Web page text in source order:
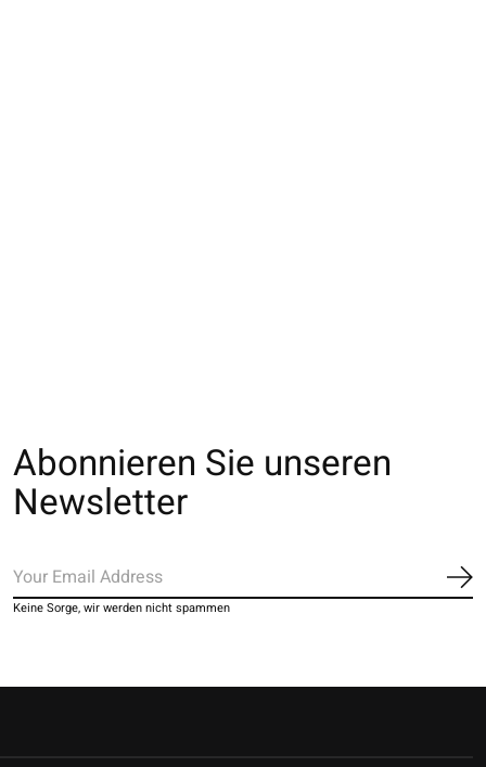
Abonnieren Sie unseren
Newsletter
Keine Sorge, wir werden nicht spammen